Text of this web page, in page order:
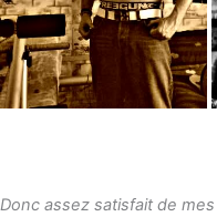
Donc assez satisfait de